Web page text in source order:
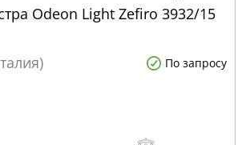
Odeon Light Zefiro 3932/15
По запросу